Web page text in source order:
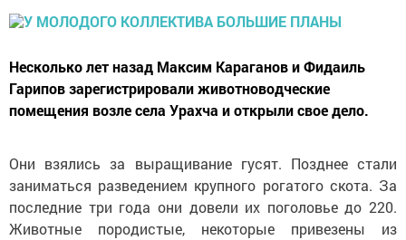
Несколько лет назад Максим Караганов и Фидаиль
Гарипов зарегистрировали животноводческие
помещения возле села Урахча и открыли свое дело.
Они взялись за выращивание гусят. Позднее стали
заниматься разведением крупного рогатого скота. За
последние три года они довели их поголовье до 220.
Животные породистые, некоторые привезены из